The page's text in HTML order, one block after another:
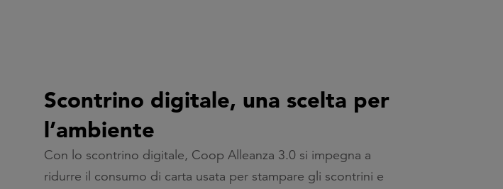
Scontrino digitale, una scelta per
l’ambiente
Con lo scontrino digitale, Coop Alleanza 3.0 si impegna a
ridurre il consumo di carta usata per stampare gli scontrini e